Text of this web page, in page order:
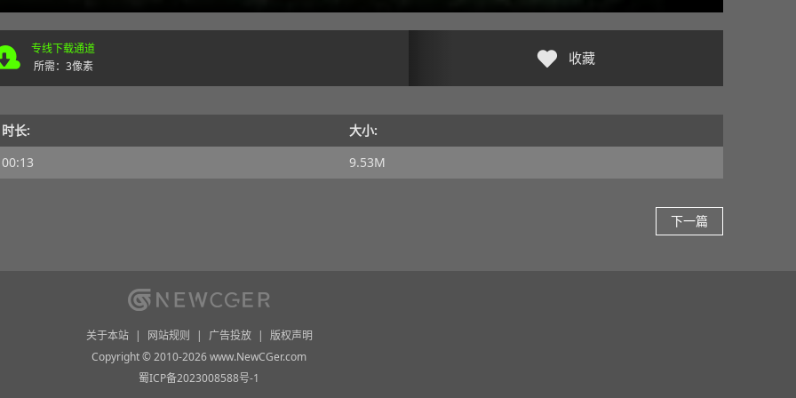
专线下载通道
所需：3像素
收藏
时长:
大小:
00:13 9.53M
下一篇
关于本站 | 网站规则 | 广告投放 | 版权声明
Copyright © 2010-2026 www.NewCGer.com
蜀ICP备2023008588号-1